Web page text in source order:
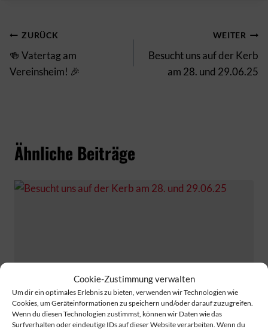
Cookie-Zustimmung verwalten
Um dir ein optimales Erlebnis zu bieten, verwenden wir Technologien wie
Cookies, um Geräteinformationen zu speichern und/oder darauf zuzugreifen.
Wenn du diesen Technologien zustimmst, können wir Daten wie das
Surfverhalten oder eindeutige IDs auf dieser Website verarbeiten. Wenn du
Beitragsnavigation
ZURÜCK
🍻 Vatertag am
Vereinsheim! 🎉
WEITER
Besucht uns auf der Kerb
am 28. und 29.06.25
Ähnliche Beiträge